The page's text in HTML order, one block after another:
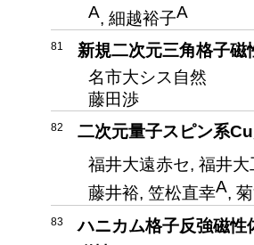
A, 細越裕子A
81
新規二次元三角格子磁
名市大シス自然
藤田渉
82 二次元量子スピン系Cu
福井大遠赤セ, 福井大
藤井裕, 笠松直幸A,
83
ハニカム格子反強磁性